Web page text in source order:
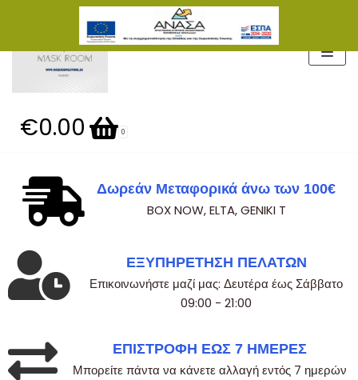
Μεταπηδήστε
περιεχόμενο
€0.00 0
Δωρεάν Μεταφορικά άνω των 100€
BOX NOW, ELTA, GENIKI T
ΕΞΥΠΗΡΕΤΗΣΗ ΠΕΛΑΤΩΝ
Επικοινωνήστε μαζί μας: Δευτέρα έως Σάββατο
09:00 - 21:00
ΕΠΙΣΤΡΟΦΗ ΕΩΣ 7 ΗΜΕΡΕΣ
Μπορείτε πάντα να κάνετε αλλαγή εντός 7 ημερών